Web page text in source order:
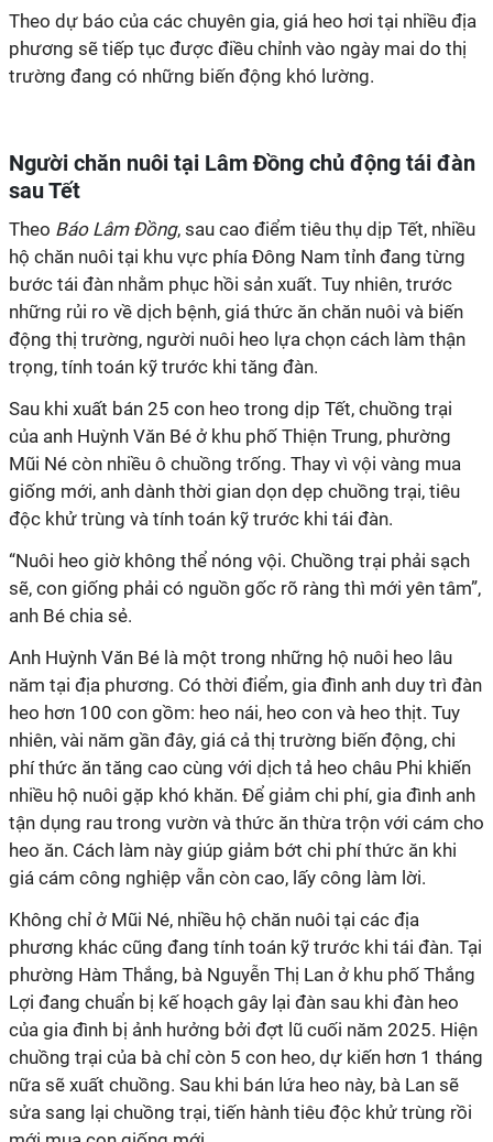
Theo dự báo của các chuyên gia, giá heo hơi tại nhiều địa
phương sẽ tiếp tục được điều chỉnh vào ngày mai do thị
trường đang có những biến động khó lường.
Người chăn nuôi tại Lâm Đồng chủ động tái đàn
sau Tết
Theo Báo Lâm Đồng, sau cao điểm tiêu thụ dịp Tết, nhiều
hộ chăn nuôi tại khu vực phía Đông Nam tỉnh đang từng
bước tái đàn nhằm phục hồi sản xuất. Tuy nhiên, trước
những rủi ro về dịch bệnh, giá thức ăn chăn nuôi và biến
động thị trường, người nuôi heo lựa chọn cách làm thận
trọng, tính toán kỹ trước khi tăng đàn.
Sau khi xuất bán 25 con heo trong dịp Tết, chuồng trại
của anh Huỳnh Văn Bé ở khu phố Thiện Trung, phường
Mũi Né còn nhiều ô chuồng trống. Thay vì vội vàng mua
giống mới, anh dành thời gian dọn dẹp chuồng trại, tiêu
độc khử trùng và tính toán kỹ trước khi tái đàn.
“Nuôi heo giờ không thể nóng vội. Chuồng trại phải sạch
sẽ, con giống phải có nguồn gốc rõ ràng thì mới yên tâm”,
anh Bé chia sẻ.
Anh Huỳnh Văn Bé là một trong những hộ nuôi heo lâu
năm tại địa phương. Có thời điểm, gia đình anh duy trì đàn
heo hơn 100 con gồm: heo nái, heo con và heo thịt. Tuy
nhiên, vài năm gần đây, giá cả thị trường biến động, chi
phí thức ăn tăng cao cùng với dịch tả heo châu Phi khiến
nhiều hộ nuôi gặp khó khăn. Để giảm chi phí, gia đình anh
tận dụng rau trong vườn và thức ăn thừa trộn với cám cho
heo ăn. Cách làm này giúp giảm bớt chi phí thức ăn khi
giá cám công nghiệp vẫn còn cao, lấy công làm lời.
Không chỉ ở Mũi Né, nhiều hộ chăn nuôi tại các địa
phương khác cũng đang tính toán kỹ trước khi tái đàn. Tại
phường Hàm Thắng, bà Nguyễn Thị Lan ở khu phố Thắng
Lợi đang chuẩn bị kế hoạch gây lại đàn sau khi đàn heo
của gia đình bị ảnh hưởng bởi đợt lũ cuối năm 2025. Hiện
chuồng trại của bà chỉ còn 5 con heo, dự kiến hơn 1 tháng
nữa sẽ xuất chuồng. Sau khi bán lứa heo này, bà Lan sẽ
sửa sang lại chuồng trại, tiến hành tiêu độc khử trùng rồi